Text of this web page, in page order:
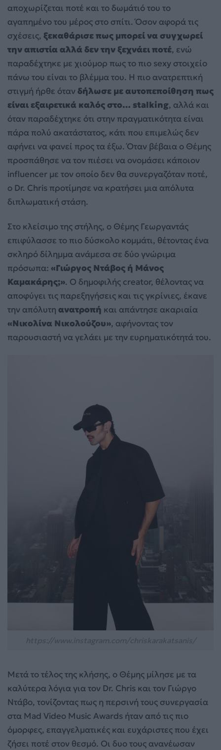
αποχωρίζεται ποτέ και το δωμάτιό του το
αγαπημένο του μέρος στο σπίτι. Όσον αφορά τις
σχέσεις, ξεκαθάρισε πως μπορεί να συγχωρεί
την απιστία αλλά δεν την ξεχνάει ποτέ, ενώ
παραδέχτηκε με χιούμορ πως το πιο sexy στοιχείο
πάνω του είναι το βλέμμα του. Η πιο ανατρεπτική
στιγμή ήρθε ότανδήλωσε με αυτοπεποίθηση πως
είναι εξαιρετικά καλός στο… stalking, αλλά και
όταν παραδέχτηκε ότι στην πραγματικότητα είναι
πάρα πολύ ακατάστατος, κάτι που επιμελώς δεν
αφήνει να φανεί προς τα έξω. Όταν βέβαια ο Θέμης
προσπάθησε να τον πιέσει να ονομάσει κάποιον
influencer με τον οποίο δεν θα συνεργαζόταν ποτέ,
ο Dr. Chris προτίμησε να κρατήσει μια απόλυτα
διπλωματική στάση.
Στο κλείσιμο της στήλης, ο Θέμης Γεωργαντάς
επιφύλασσε το πιο δύσκολο κομμάτι, θέτοντας ένα
σκληρό δίλημμα ανάμεσα σε δύο γνώριμα
πρόσωπα: «Γιώργος Ντάβος ή Μάνος
Καμακάρης;». Ο δημοφιλής creator, θέλοντας να
αποφύγει τις παρεξηγήσεις και τις γκρίνιες, έκανε
την απόλυτη ανατροπή και απάντησε ακαριαία
«Νικολίνα Νικολούζου», αφήνοντας τον
παρουσιαστή να γελάει με την ευρηματικότητά του.
Μετά το τέλος της κλήσης, ο Θέμης μίλησε με τα
καλύτερα λόγια για τον Dr. Chris και τον Γιώργο
Ντάβο, τονίζοντας πως η περσινή τους συνεργασία
στα Mad Video Music Awards ήταν από τις πιο
όμορφες, επαγγελματικές και ευχάριστες που έχει
ζήσει ποτέ στον θεσμό. Οι δυο τους ανανέωσαν